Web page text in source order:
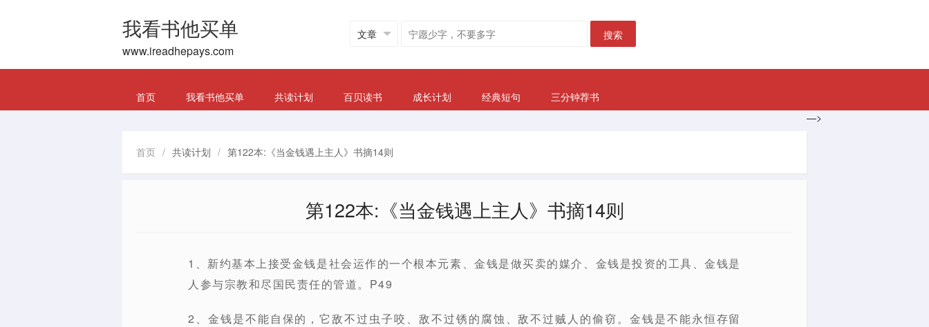
我看书他买单
www.ireadhepays.com
搜索
首页 我看书他买单 共读计划 百贝读书 成长计划 经典短句
三分钟荐书
—>
首页 / 共读计划 / 第122本:《当金钱遇上主人》书摘14则
第122本:《当金钱遇上主人》书摘14则
1、新约基本上接受金钱是社会运作的一个根本元素、金钱是做买卖的媒介、金钱是投资的工具、金钱是
人参与宗教和尽国民责任的管道。P49
2、金钱是不能自保的，它敌不过虫子咬、敌不过锈的腐蚀、敌不过贼人的偷窃。金钱是不能永恒存留